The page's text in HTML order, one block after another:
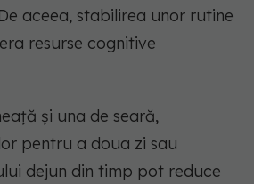
aceea, stabilirea unor rutine
resurse cognitive
și una de seară,
pentru a doua zi sau
dejun din timp pot reduce